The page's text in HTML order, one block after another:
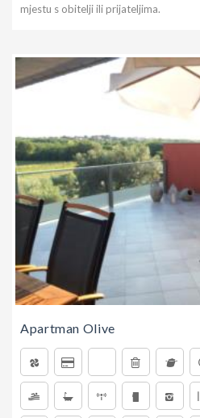
mjestu s obitelji ili prijateljima.
Apartman Olive